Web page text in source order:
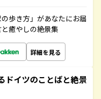
歩き方」があなたにお届
癒やしの絶景集
詳細を見る
ドイツのことばと絶景